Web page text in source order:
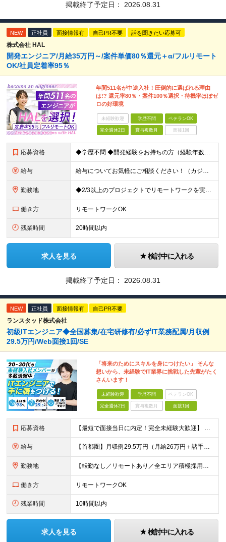
掲載終了予定日： 2026.08.31
NEW 正社員 面接情報有 自己PR不要 話を聞きたい応募可
株式会社 HAL
開発エンジニア/月給35万円～/案件単価80％還元＋α/フルリモート
OK/社員定着率95％
年間511名が中途入社！圧倒的に選ばれる理由
は!? 還元率80％・案件100％選択・待機率ほぼゼ
ロの好環境
未経験歓迎 学歴不問 ベテランOK
完全週休2日 賞与複数月 面接1回
応募資格 ◆学歴不問 ◆開発経験をお持ちの方（経験年数不問） ＜こんな方は大歓迎！＞ ◎今の収入をもっと増やしたい ◎もっと上流の案件で活躍したい ◎将来のキャリアにつながる案件に携わりたい ◎自分のやりたい
給与 給与についてお気軽にご相談ください！（カジュアル面談可能） 月給35万円～＋各種手当＋賞与2回 ※固定残業代は、時間外労働の有無に関わらず40時間分を87,500円～支給 ※超過分は別途支給 ※試用
勤務地 ◆2/3以上のプロジェクトでリモートワークを実施中！ ≪自社拠点≫ ・東京本社／東京都千代田区丸の内二丁目6番1号 丸の内パークビルディング6階 ・関西支社／⼤阪府⼤阪市中央区安⼟町2-3-13 ⼤
働き方 リモートワークOK
残業時間 20時間以内
求人を見る 検討中に入れる
掲載終了予定日： 2026.08.31
NEW 正社員 面接情報有 自己PR不要
ランスタッド株式会社
初級ITエンジニア◆全国募集/在宅研修有/必ずIT業務配属/月収例
29.5万円/Web面接1回/SE
「将来のためにスキルを身につけたい」 そんな
想いから、未経験でIT業界に挑戦した先輩がたく
さんいます！
未経験歓迎 学歴不問 ベテランOK
完全週休2日 賞与複数月 面接1回
応募資格 【最短で面接当日に内定！完全未経験大歓迎】 ・業種／職種未経験歓迎 ・社会人デビュー、第二新卒、既卒者大歓迎 ・学歴不問（文系、理系不問） ・20代～30代、男女問わず活躍中 ・服装、髪色自由 ・明確
給与 【首都圏】月収例29.5万円（月給26万円＋諸手当） 【東海・関西】月収例28.5万円（月給25万円＋諸手当） 【九州】月収例26万円（月給23万円＋諸手当） ※経験・スキル・前職給与を踏まえ、総合
勤務地 【転勤なし／リモートあり／全エリア積極採用中】 ・大手企業のプロジェクトが中心 ・勤務エリアは希望を考慮し決定 ・研修はリモートメインで実施します ・U&Iターンの方も大歓迎◎ ＜主なエリア＞ ■首
働き方 リモートワークOK
残業時間 10時間以内
求人を見る 検討中に入れる